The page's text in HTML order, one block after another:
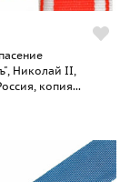
Николай II,
копия...